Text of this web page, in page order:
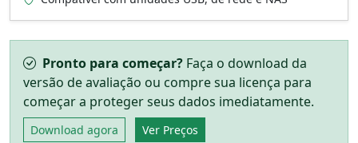
Pronto para começar? Faça o download da
versão de avaliação ou compre sua licença para
começar a proteger seus dados imediatamente.
Download agora Ver Preços